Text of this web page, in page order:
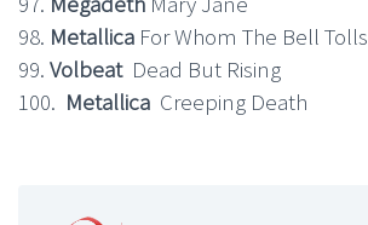
98. Metallica For Whom The Bell Tolls
99. Volbeat Dead But Rising
100. Metallica Creeping Death